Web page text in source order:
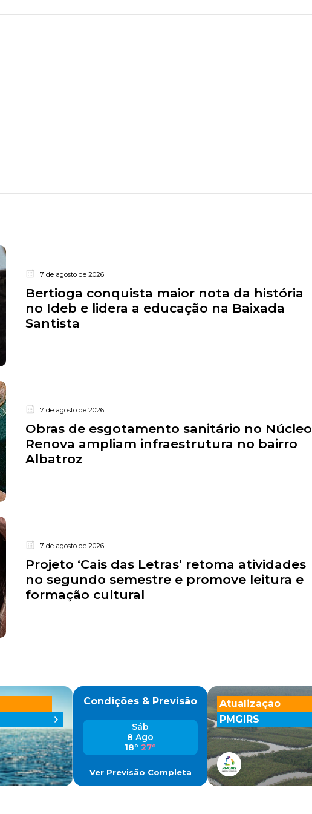
7 de agosto de 2026
Bertioga conquista maior nota da história
no Ideb e lidera a educação na Baixada
Santista
7 de agosto de 2026
Obras de esgotamento sanitário no Núcleo
Renova ampliam infraestrutura no bairro
Albatroz
7 de agosto de 2026
Projeto ‘Cais das Letras’ retoma atividades
no segundo semestre e promove leitura e
formação cultural
Condições & Previsão
Sáb
8 Ago
18º 27º
Ver Previsão Completa
Atualização
PMGIRS